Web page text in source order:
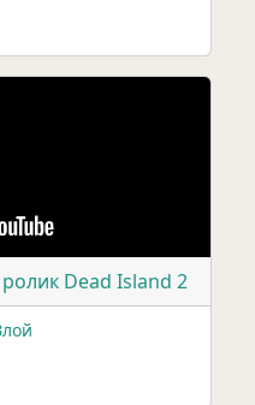
Dead Island 2